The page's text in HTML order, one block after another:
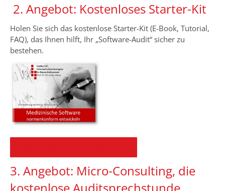
2. Angebot: Kostenloses Starter-Kit
Holen Sie sich das kostenlose Starter-Kit (E-Book, Tutorial,
FAQ), das Ihnen hilft, Ihr „Software-Audit“ sicher zu
bestehen.
3. Angebot: Micro-Consulting, die
kostenlose Auditsprechstunde